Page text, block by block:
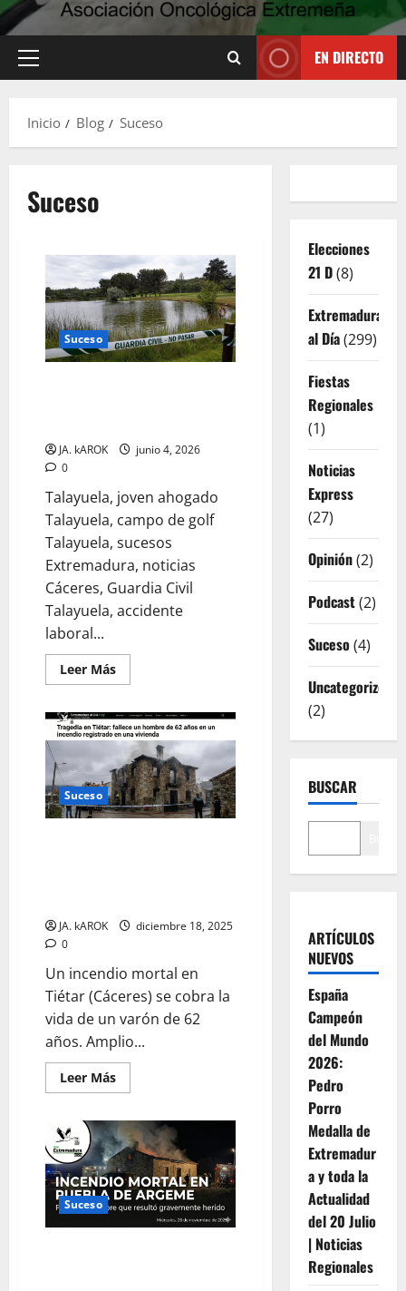
Menú
EN DIRECTO
Inicio Blog Suceso
Suceso
Suceso
JA. kAROK
junio 4, 2026
0
Talayuela, joven ahogado
Talayuela, campo de golf
Talayuela, sucesos
Extremadura, noticias
Cáceres, Guardia Civil
Talayuela, accidente
laboral...
Leer MásLeer
más
Hallan
sin
vida
a
un
joven
trabajador
en
una
Suceso
JA. kAROK
diciembre 18, 2025
0
Un incendio mortal en
Tiétar (Cáceres) se cobra la
vida de un varón de 62
años. Amplio...
Leer MásLeer
más
Tragedia
en
Tiétar:
fallece
un
hombre
de
62
años
Suceso
Elecciones
21 D(8)
Extremadura
al Día(299)
Fiestas
Regionales
(1)
Noticias
Express
(27)
Opinión(2)
Podcast(2)
Suceso(4)
Uncategorized
(2)
BUSCAR
ARTÍCULOS
NUEVOS
España
Campeón
del Mundo
2026:
Pedro
Porro
Medalla de
Extremadur
a y toda la
Actualidad
del 20 Julio
| Noticias
Regionales